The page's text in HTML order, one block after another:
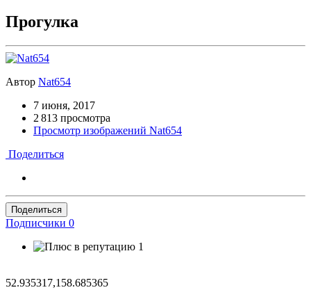
Прогулка
Автор Nat654
7 июня, 2017
2 813 просмотра
Просмотр изображений Nat654
Поделиться
Поделиться
Подписчики 0
1
52.935317,158.685365